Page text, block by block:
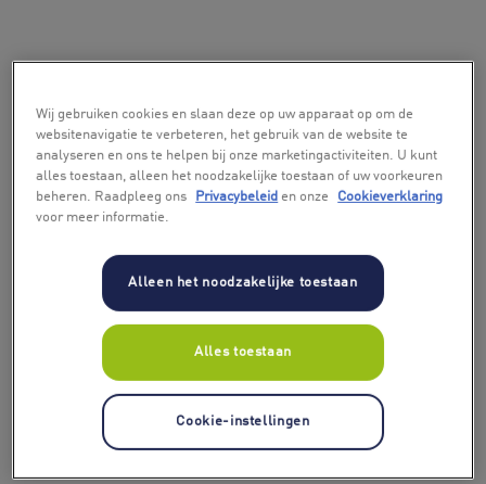
Wij gebruiken cookies en slaan deze op uw apparaat op om de
websitenavigatie te verbeteren, het gebruik van de website te
analyseren en ons te helpen bij onze marketingactiviteiten. U kunt
alles toestaan, alleen het noodzakelijke toestaan of uw voorkeuren
beheren. Raadpleeg ons
Privacybeleid en onze
Cookieverklaring
voor meer informatie.
Alleen het noodzakelijke toestaan
Alles toestaan
Cookie-instellingen